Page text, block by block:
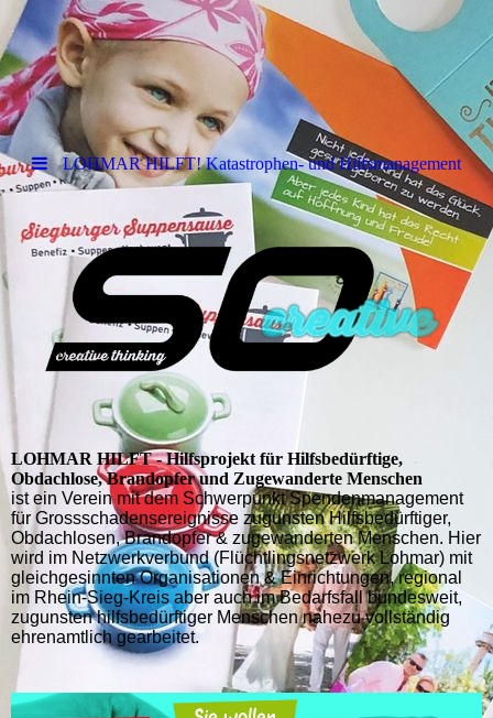
LOHMAR HILFT! Katastrophen- und Hilfsmanagement
LOHMAR HILFT - Hilfsprojekt für Hilfsbedürftige,
Obdachlose, Brandopfer und Zugewanderte Menschen
ist ein Verein mit dem Schwerpunkt Spendenmanagement
für Grossschadensereignisse zugunsten Hilfsbedürftiger,
Obdachlosen, Brandopfer & zugewanderten Menschen. Hier
wird im Netzwerkverbund (Flüchtlingsnetzwerk Lohmar) mit
gleichgesinnten Organisationen & Einrichtungen, regional
im Rhein-Sieg-Kreis aber auch im Bedarfsfall bundesweit,
zugunsten hilfsbedürftiger Menschen nahezu vollständig
ehrenamtlich gearbeitet.